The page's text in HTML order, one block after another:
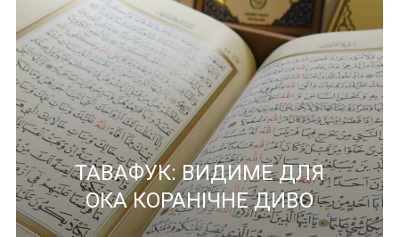
ТАВАФУК: ВИДИМЕ ДЛЯ
ОКА КОРАНІЧНЕ ДИВО